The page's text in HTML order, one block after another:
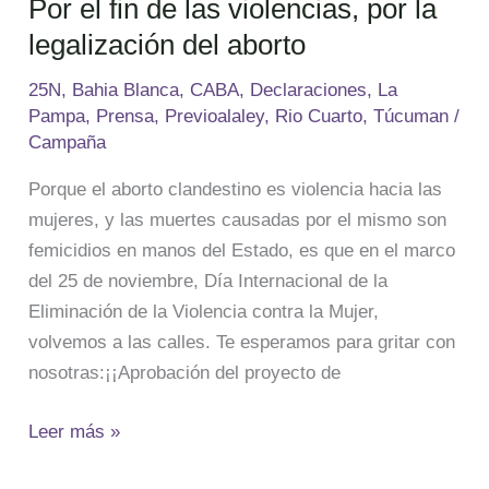
Por el fin de las violencias, por la
legalización del aborto
25N, Bahia Blanca, CABA, Declaraciones, La
Pampa, Prensa, Previoalaley, Rio Cuarto,Túcuman /
Campaña
Porque el aborto clandestino es violencia hacia las
mujeres, y las muertes causadas por el mismo son
femicidios en manos del Estado, es que en el marco
del 25 de noviembre, Día Internacional de la
Eliminación de la Violencia contra la Mujer,
volvemos a las calles. Te esperamos para gritar con
nosotras:¡¡Aprobación del proyecto de
Leer más »